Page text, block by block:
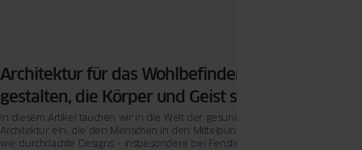
Architektur für das Wohlbefinden: Häuser
gestalten, die Körper und Geist stärken
In diesem Artikel tauchen wir in die Welt der gesundheitsfördernden
Architektur ein, die den Menschen in den Mittelpunkt stellt. Wir zeigen Ihnen,
wie durchdachte Designs – insbesondere bei Fenstern und Türen – nicht nur